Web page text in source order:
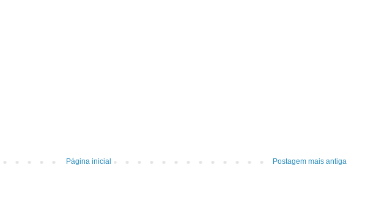
Postagem mais antiga
Página inicial